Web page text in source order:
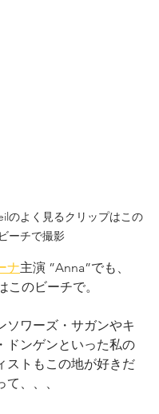
のよく見るクリップはこの
ビーチで撮影
ナ主演 ”Anna”でも、
このビーチで。
ソワーズ・サガンやキ
ドンゲンといった私の
ストもこの地が好きだ
、、、